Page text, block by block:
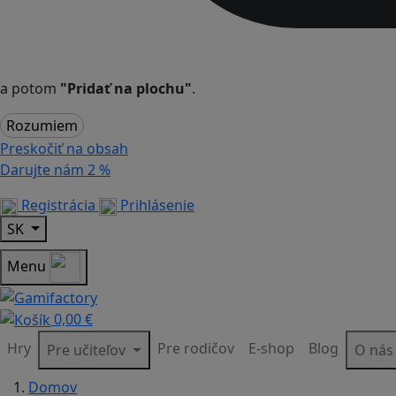
a potom "Pridať na plochu".
Rozumiem
Preskočiť na obsah
Darujte nám 2 %
Registrácia
Prihlásenie
SK
Menu
0,00 €
Hry
Pre učiteľov Pre rodičov E-shop Blog
O nás
Domov